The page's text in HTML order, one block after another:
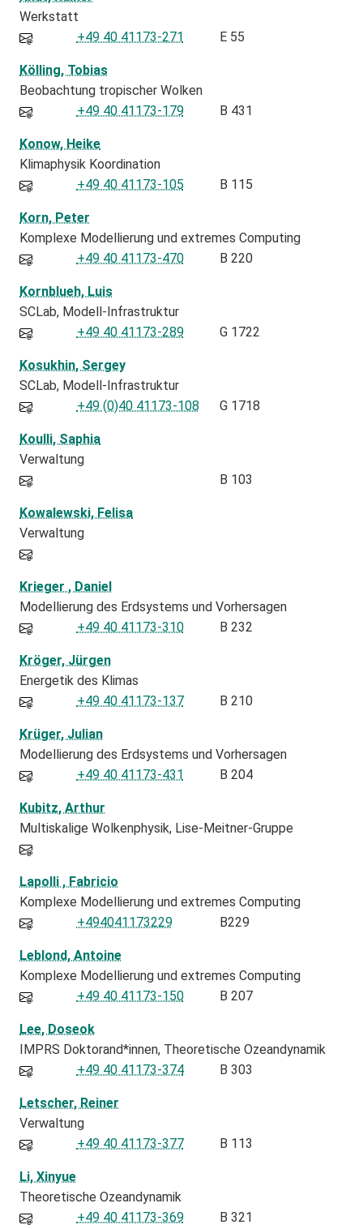
Werkstatt
+49 40 41173-271
E 55
Kölling, Tobias
Beobachtung tropischer Wolken
+49 40 41173-179
B 431
Konow, Heike
Klimaphysik Koordination
+49 40 41173-105
B 115
Korn, Peter
Komplexe Modellierung und extremes Computing
+49 40 41173-470
B 220
Kornblueh, Luis
SCLab Modell-Infrastruktur
+49 40 41173-289
G 1722
Kosukhin, Sergey
SCLab Modell-Infrastruktur
+49 (0)40 41173-108
G 1718
Koulli, Saphia
Verwaltung
B 103
Kowalewski, Felisa
Verwaltung
Krieger , Daniel
Modellierung des Erdsystems und Vorhersagen
+49 40 41173-310
B 232
Kröger, Jürgen
Energetik des Klimas
+49 40 41173-137
B 210
Krüger, Julian
Modellierung des Erdsystems und Vorhersagen
+49 40 41173-431
B 204
Kubitz, Arthur
Multiskalige Wolkenphysik, Lise-Meitner-Gruppe
Lapolli , Fabricio
Komplexe Modellierung und extremes Computing
+494041173229
B229
Leblond, Antoine
Komplexe Modellierung und extremes Computing
+49 40 41173-150
B 207
Lee, Doseok
IMPRS Doktorand*innen Theoretische Ozeandynamik
+49 40 41173-374
B 303
Letscher, Reiner
Verwaltung
+49 40 41173-377
B 113
Li, Xinyue
Theoretische Ozeandynamik
+49 40 41173-369
B 321